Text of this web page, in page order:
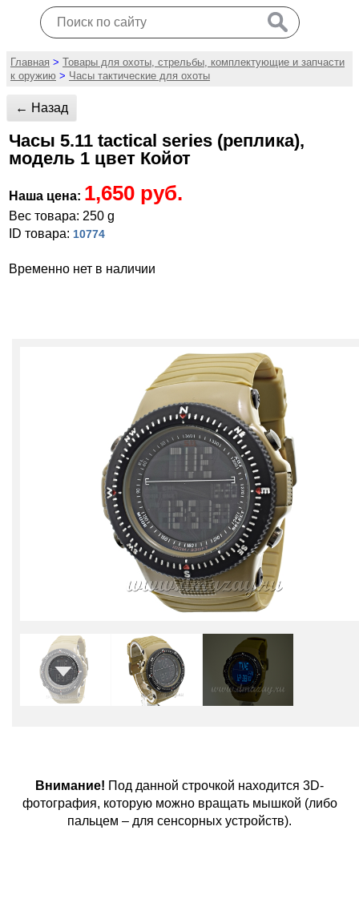
Главная > Товары для охоты, стрельбы, комплектующие и запчасти
к оружию > Часы тактические для охоты
← Назад
Часы 5.11 tactical series (реплика),
модель 1 цвет Койот
Наша цена: 1,650 руб.
Вес товара: 250 g
ID товара: 10774
Временно нет в наличии
Внимание! Под данной строчкой находится 3D-
фотография, которую можно вращать мышкой (либо
пальцем – для сенсорных устройств).